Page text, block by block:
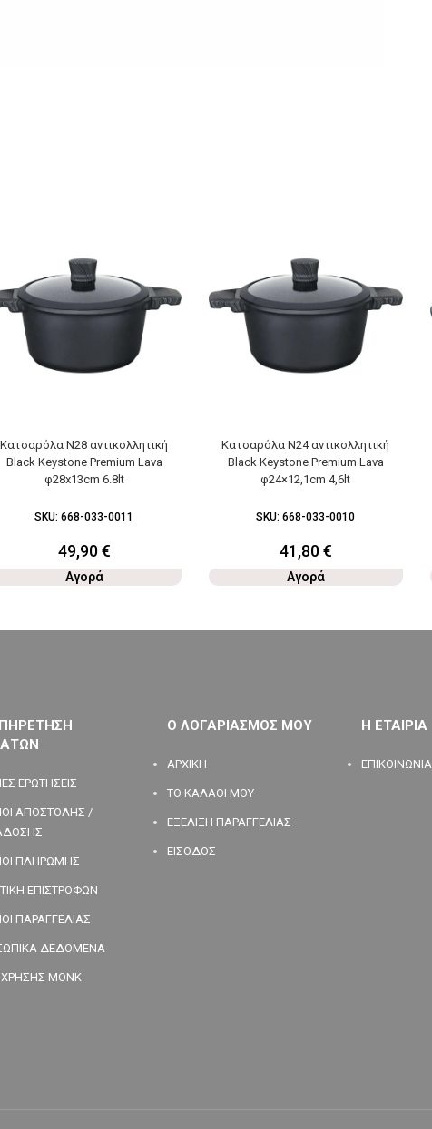
Κατσαρόλα Ν28 αντικολλητική
Black Keystone Premium Lava
φ28x13cm 6.8lt
SKU:668-033-0011
49,90€
Αγορά
Κατσαρόλα Ν24 αντικολλητική
Black Keystone Premium Lava
φ24×12,1cm 4,6lt
SKU:668-033-0010
41,80€
Αγορά
ΕΡΩΤΗΣΕΙΣ
ΑΠΟΣΤΟΛΗΣ /
ΠΛΗΡΩΜΗΣ
ΕΠΙΣΤΡΟΦΩΝ
ΠΑΡΑΓΓΕΛΙΑΣ
ΔΕΔΟΜΕΝΑ
ΧΡΗΣΗΣ MONK
Ο ΛΟΓΑΡΙΑΣΜΟΣ ΜΟΥ
ΑΡΧΙΚΗ
ΤΟ ΚΑΛΑΘΙ ΜΟΥ
ΕΞΕΛΙΞΗ ΠΑΡΑΓΓΕΛΙΑΣ
ΕΙΣΟΔΟΣ
Η ΕΤΑΙΡΙΑ
ΕΠΙΚΟΙΝΩΝΙΑ